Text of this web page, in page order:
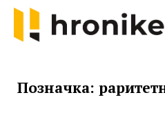
Skip
content
Позначка: